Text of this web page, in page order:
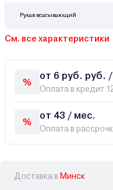
Рукав всасывающий
См. все характеристики
от 6 руб. руб.
Оплата в кредит
от 43 / мес.
Оплата в
Доставка в Минск